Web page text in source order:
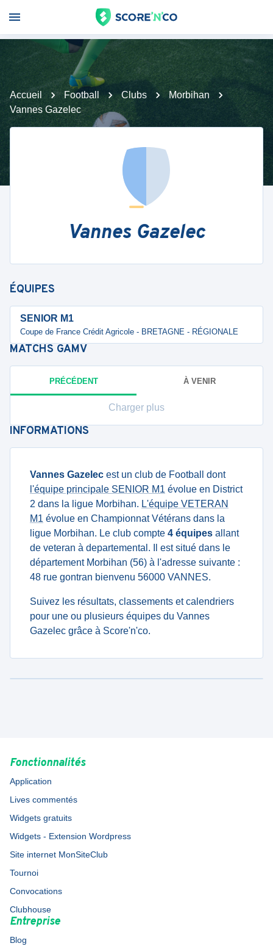
Accueil Football Clubs
Morbihan
Vannes Gazelec
Vannes Gazelec
ÉQUIPES
SENIOR M1
Coupe de France Crédit Agricole - BRETAGNE - RÉGIONALE
MATCHS GAMV
PRÉCÉDENT À VENIR
Charger plus
INFORMATIONS
Vannes Gazelec est un club de Football dont
l'équipe principale SENIOR M1 évolue en District
2 dans la ligue Morbihan. L'équipe VETERAN
M1 évolue en Championnat Vétérans dans la
ligue Morbihan. Le club compte 4 équipes allant
de veteran à departemental. Il est situé dans le
département Morbihan (56) à l'adresse suivante :
48 rue gontran bienvenu 56000 VANNES.
Suivez les résultats, classements et calendriers
pour une ou plusieurs équipes du Vannes
Gazelec grâce à Score'n'co.
Fonctionnalités
Application
Lives commentés
Widgets gratuits
Widgets - Extension Wordpress
Site internet MonSiteClub
Tournoi
Convocations
Clubhouse
Entreprise
Blog